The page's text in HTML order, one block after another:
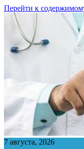
Перейти к
7 августа, 2026